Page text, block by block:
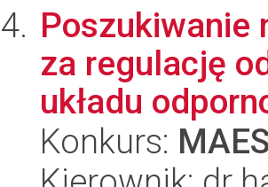
Poszukiwanie
za regulację
układu
Konkurs: